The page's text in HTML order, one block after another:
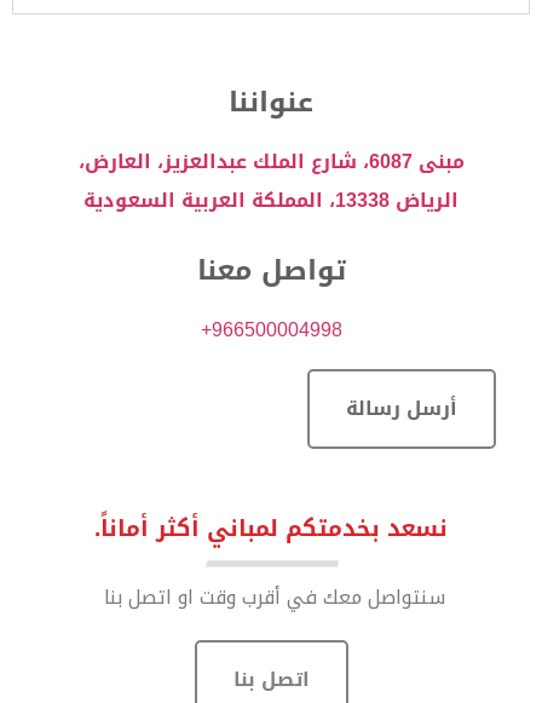
عنواننا
مبنى 6087، شارع الملك عبدالعزيز، العارض،
الرياض 13338، المملكة العربية السعودية
تواصل معنا
966500004998+
أرسل رسالة
نسعد بخدمتكم لمباني أكثر أماناً.
‏سنتواصل معك في أقرب وقت او اتصل بنا
اتصل بنا